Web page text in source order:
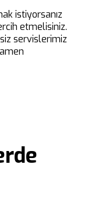
istiyorsanız
etmelisiniz.
servislerimiz